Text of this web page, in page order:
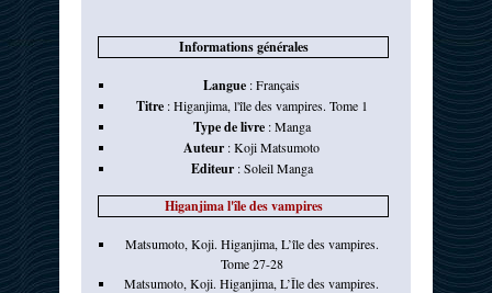
Informations générales
Langue :Français
Titre:Higanjima, l'île des vampires. Tome 1
Type de livre:Manga
Auteur :Koji Matsumoto
Editeur:Soleil Manga
Higanjima l'île des vampires
Matsumoto, Koji. Higanjima, L’île des vampires.
Tome 27-28
Matsumoto, Koji. Higanjima, L’Île des vampires.